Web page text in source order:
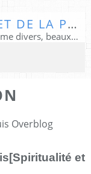
LE MONDE DE LA PHILO ET DE LA POÉSIE
Extraits de livres lus, poèmes perso, poème divers, beaux textes...
Overblog
et